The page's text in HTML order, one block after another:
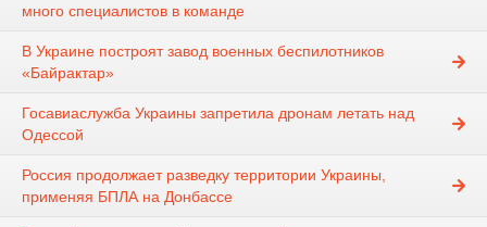
много специалистов в команде
В Украине построят завод военных беспилотников
«Байрактар»
Госавиаслужба Украины запретила дронам летать над
Одессой
Россия продолжает разведку территории Украины,
применяя БПЛА на Донбассе